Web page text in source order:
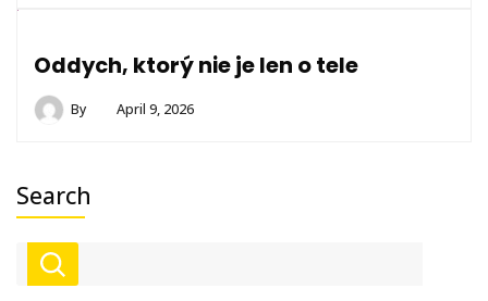
Oddych, ktorý nie je len o tele
By April 9, 2026
Search